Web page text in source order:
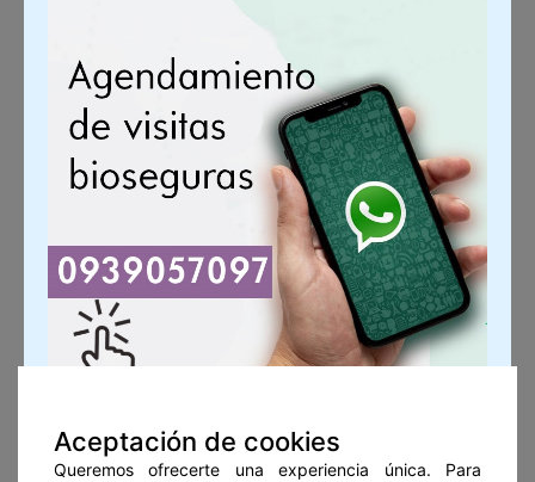
Boletín de Noticias
Aceptación de cookies
Queremos ofrecerte una experiencia única. Para